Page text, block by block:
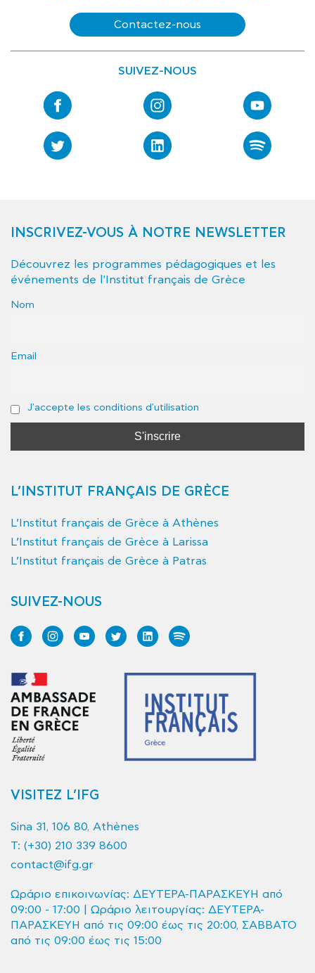
Contactez-nous
SUIVEZ-NOUS
INSCRIVEZ-VOUS À NOTRE NEWSLETTER
Découvrez les programmes pédagogiques et les
événements de l'Institut français de Grèce
Nom
Email
J'accepte les conditions d'utilisation
L’INSTITUT FRANÇAIS DE GRÈCE
L’Institut français de Grèce à Athènes
L’Institut français de Grèce à Larissa
L’Institut français de Grèce à Patras
SUIVEZ-NOUS
VISITEZ L’IFG
Sina 31, 106 80, Athènes
T: (+30) 210 339 8600
contact@ifg.gr
Ωράριο επικοινωνίας: ΔΕΥΤΕΡΑ-ΠΑΡΑΣΚΕΥΗ από
09:00 - 17:00 | Ωράριο λειτουργίας: ΔΕΥΤΕΡΑ-
ΠΑΡΑΣΚΕΥΗ από τις 09:00 έως τις 20:00, ΣΑΒΒΑΤΟ
από τις 09:00 έως τις 15:00